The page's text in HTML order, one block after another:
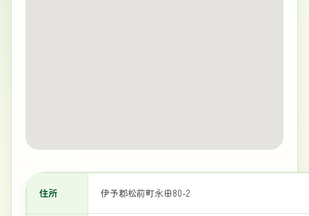
住所 伊予郡松前町永田80-2